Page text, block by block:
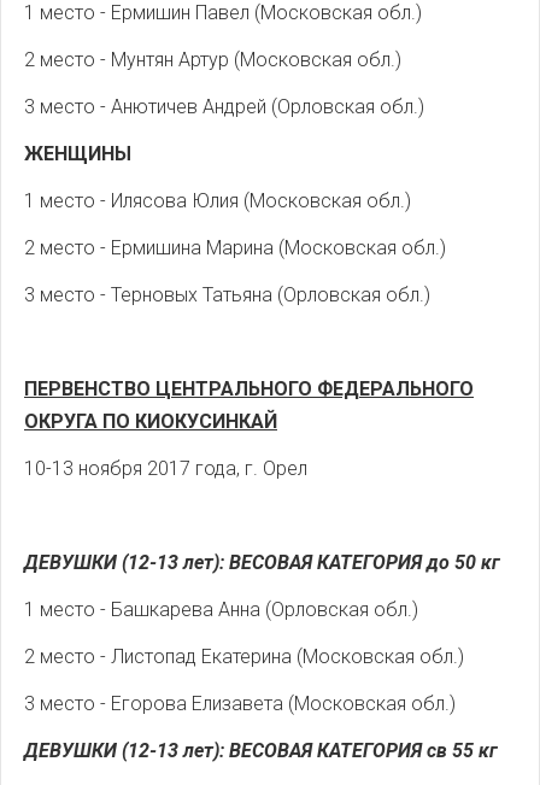
1 место - Ермишин Павел (Московская обл.)
2 место - Мунтян Артур (Московская обл.)
3 место - Анютичев Андрей (Орловская обл.)
ЖЕНЩИНЫ
1 место - Илясова Юлия (Московская обл.)
2 место - Ермишина Марина (Московская обл.)
3 место - Терновых Татьяна (Орловская обл.)
ПЕРВЕНСТВО ЦЕНТРАЛЬНОГО ФЕДЕРАЛЬНОГО
ОКРУГА ПО КИОКУСИНКАЙ
10-13 ноября 2017 года, г. Орел
ДЕВУШКИ (12-13 лет): ВЕСОВАЯ КАТЕГОРИЯ до 50 кг
1 место - Башкарева Анна (Орловская обл.)
2 место - Листопад Екатерина (Московская обл.)
3 место - Егорова Елизавета (Московская обл.)
ДЕВУШКИ (12-13 лет): ВЕСОВАЯ КАТЕГОРИЯ св 55 кг